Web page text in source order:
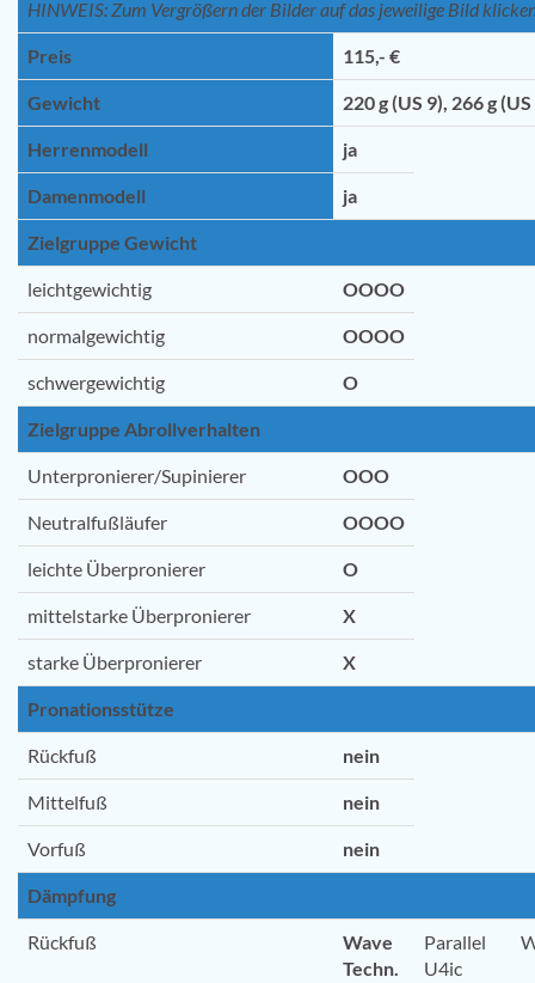
HINWEIS: Zum Vergrößern der Bilder auf das jeweilige Bild
Preis 115,- €
Gewicht 220 g (US 9), 266 g
Herrenmodell ja
Damenmodell ja
Zielgruppe Gewicht
leichtgewichtig OOOO
normalgewichtig OOOO
schwergewichtig O
Zielgruppe Abrollverhalten
Unterpronierer/Supinierer OOO
Neutralfußläufer OOOO
leichte Überpronierer O
mittelstarke Überpronierer X
starke Überpronierer X
Pronationsstütze
Rückfuß nein
Mittelfuß nein
Vorfuß nein
Dämpfung
Rückfuß
Wave
Techn.
Parallel
U4ic